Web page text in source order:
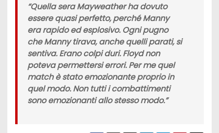
“Quella sera Mayweather ha dovuto
essere quasi perfetto, perché Manny
era rapido ed esplosivo. Ogni pugno
che Manny tirava, anche quelli parati, si
sentiva. Erano colpi duri. Floyd non
poteva permettersi errori. Per me quel
match è stato emozionante proprio in
quel modo. Non tutti i combattimenti
sono emozionanti allo stesso modo.”